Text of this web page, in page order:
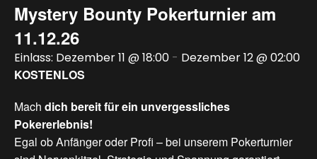
Mystery Bounty Pokerturnier am
11.12.26
Dezember 11 @ 18:00 - Dezember 12 @ 02:00
KOSTENLOS
Mach dich bereitfürein unvergessliches
Pokererlebnis!
Egal ob Anfänger oder Profi – bei unserem Pokerturnier